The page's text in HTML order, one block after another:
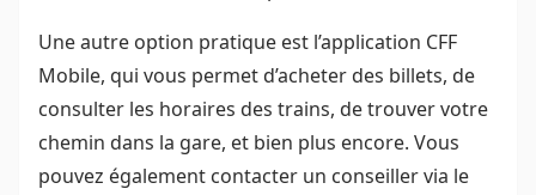
Une autre option pratique est l’application CFF
Mobile, qui vous permet d’acheter des billets, de
consulter les horaires des trains, de trouver votre
chemin dans la gare, et bien plus encore. Vous
pouvez également contacter un conseiller via le